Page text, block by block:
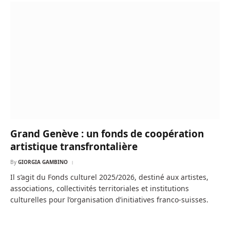
Grand Genève : un fonds de coopération
artistique transfrontalière
By GIORGIA GAMBINO
Il s’agit du Fonds culturel 2025/2026, destiné aux artistes,
associations, collectivités territoriales et institutions
culturelles pour l’organisation d’initiatives franco-suisses.